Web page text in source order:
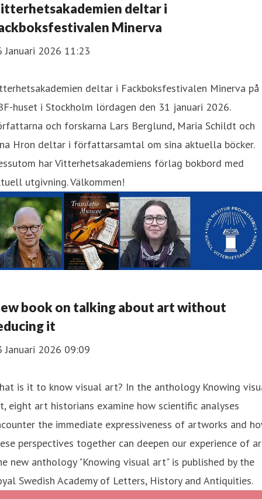
deltar i
Minerva
Januari 2026 11:23
deltar i Fackboksfestivalen Minerva på
huset i Stockholm lördagen den 31 januari 2026.
och forskarna Lars Berglund, Maria Schildt och
Hron deltar i författarsamtal om sina aktuella böcker.
har Vitterhetsakademiens förlag bokbord med
utgivning. Välkommen!
book on talking about art without
it
Januari 2026 09:09
is it to know visual art? In the anthology Knowing
eight art historians examine how scientific analyses
the immediate expressiveness of artworks and
perspectives together can deepen our experience of
new anthology "Knowing visual art" is published by the
Swedish Academy of Letters, History and Antiquities.